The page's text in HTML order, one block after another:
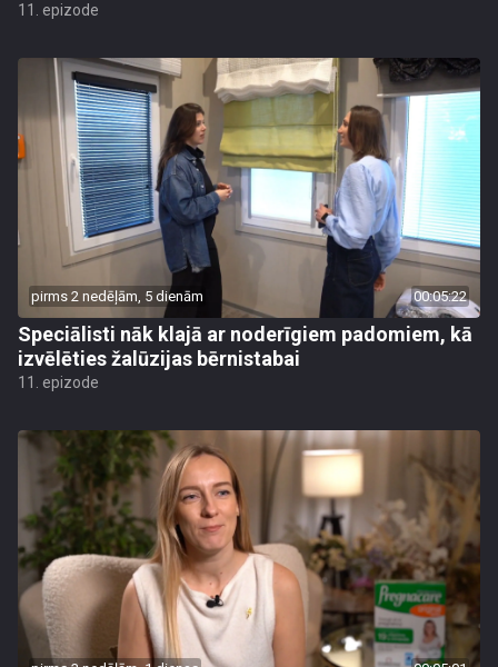
11. epizode
pirms 2 nedēļām, 5 dienām 00:05:22
Speciālisti nāk klajā ar noderīgiem padomiem, kā
izvēlēties žalūzijas bērnistabai
11. epizode